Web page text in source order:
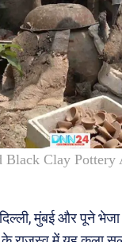
Black Clay Pottery
दिल्ली, मुंबई और पूने